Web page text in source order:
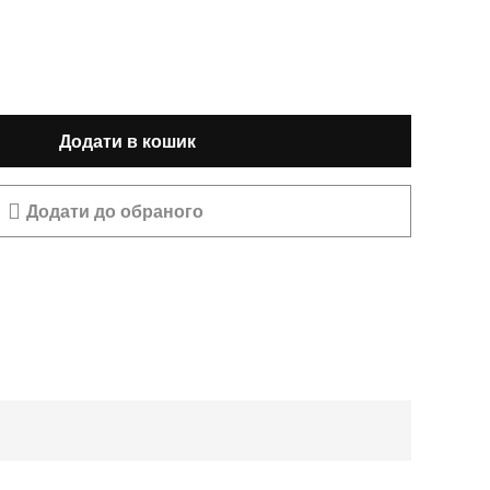
Додати в кошик
Додати до обраного